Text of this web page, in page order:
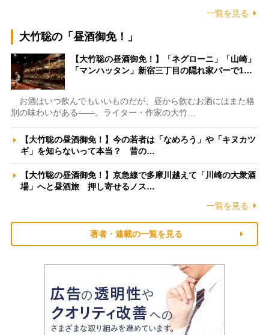
一覧を見る
大竹聡の「昼酒御免！」
【大竹聡の昼酒御免！】「ネグローニ」「山崎」
「マンハッタン」新宿三丁目の隠れ家バーで1…
お酒はいつ飲んでもいいものだが、昼から飲むお酒にはまた格
別の味わいがある――。ライター・作家の大竹…
【大竹聡の昼酒御免！】今の若者は「なめろう」や「キヌカツ
ギ」を知らないって本当？ 昔の…
【大竹聡の昼酒御免！】京急線で多摩川越えて「川崎の大衆酒
場」へと昼酒旅 押し寄せるノス…
一覧を見る
著者・連載の一覧を見る